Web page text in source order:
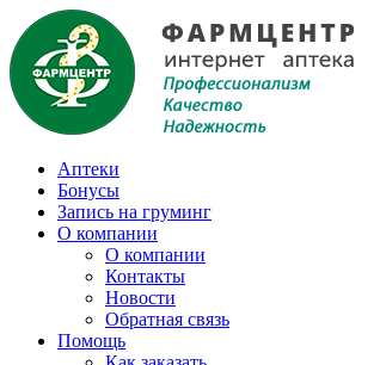
Аптеки
Бонусы
Запись на груминг
О компании
О компании
Контакты
Новости
Обратная связь
Помощь